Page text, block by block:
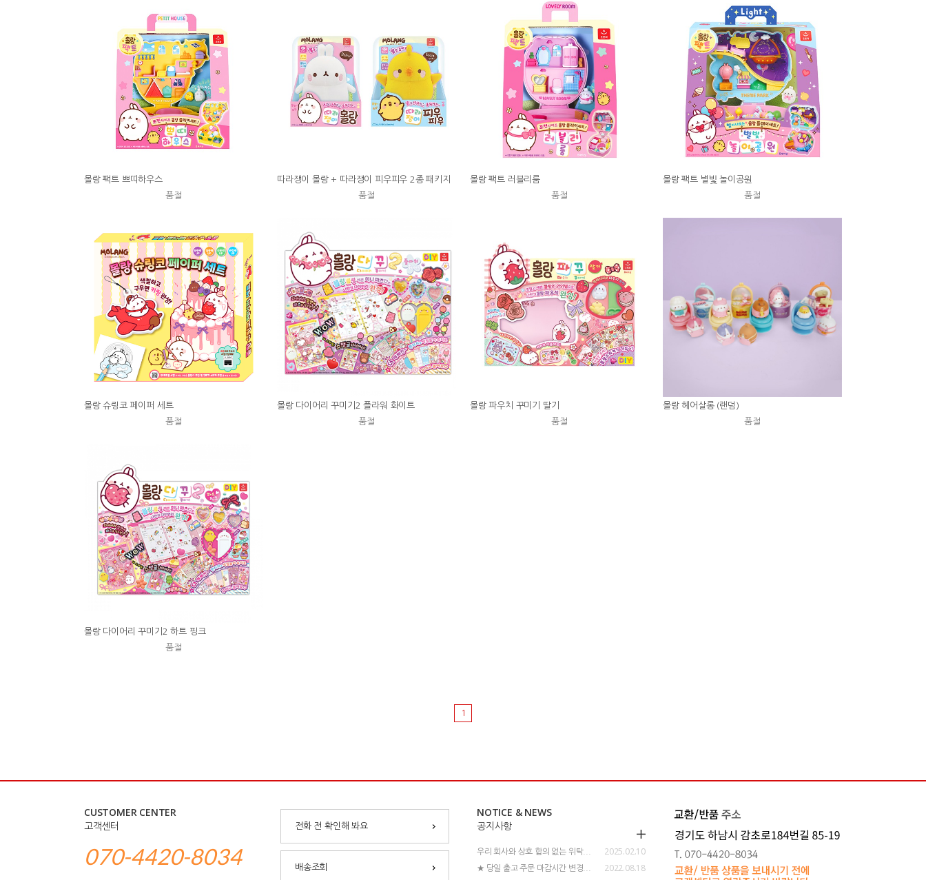
몰랑 팩트 쁘띠하우스
품절
따라쟁이 몰랑 + 따라쟁이 피우피우 2종 패키지
품절
몰랑 팩트 러블리룸
품절
몰랑 팩트 별빛 놀이공원
품절
몰랑 슈링코 페이퍼 세트
품절
몰랑 다이어리 꾸미기2 플라워 화이트
품절
몰랑 파우치 꾸미기 딸기
품절
몰랑 헤어살롱 (랜덤)
품절
몰랑 다이어리 꾸미기2 하트 핑크
품절
1
CUSTOMER CENTER
고객센터
070-4420-8034
전화 전 확인해 봐요
배송조회
NOTICE & NEWS
공지사항
우리 회사와 상호 합의 없는 위탁... 2025.02.10
★ 당일 출고 주문 마감시간 변경...
2022.08.18